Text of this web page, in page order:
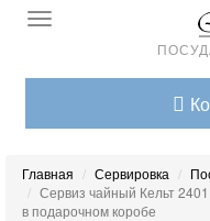
Главная Сервировка
Сервиз чайный Кельт
в подарочном коробе